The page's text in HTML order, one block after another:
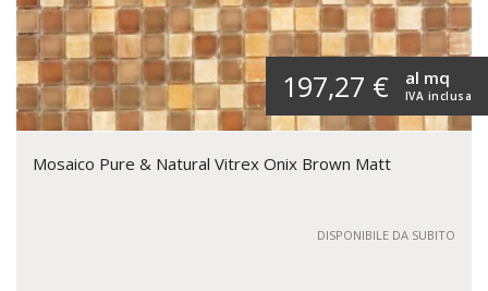
197,27 € IVA inclusa
al mq
Mosaico Pure & Natural Vitrex Onix Brown Matt
DISPONIBILE DA SUBITO